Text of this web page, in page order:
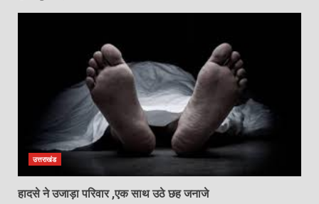
उत्तराखंड
हादसे ने उजाड़ा परिवार ,एक साथ उठे छह जनाजे